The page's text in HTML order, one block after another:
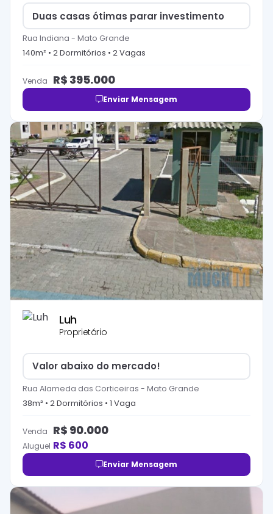
Duas casas ótimas parar investimento
Rua Indiana - Mato Grande
140m² • 2Dormitórios • 2Vagas
Venda R$ 395.000
Enviar Mensagem
Luh
Proprietário
Valor abaixo do mercado!
Rua Alameda das Corticeiras - Mato Grande
38m² • 2Dormitórios • 1 Vaga
Venda R$ 90.000
Aluguel R$ 600
Enviar Mensagem